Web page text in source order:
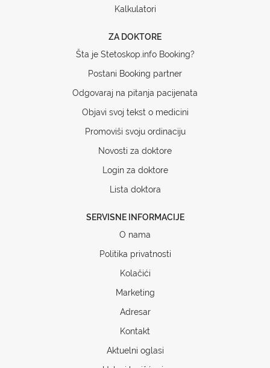
Kalkulatori
ZA DOKTORE
Šta je Stetoskop.info Booking?
Postani Booking partner
Odgovaraj na pitanja pacijenata
Objavi svoj tekst o medicini
Promoviši svoju ordinaciju
Novosti za doktore
Login za doktore
Lista doktora
SERVISNE INFORMACIJE
O nama
Politika privatnosti
Kolačići
Marketing
Adresar
Kontakt
Aktuelni oglasi